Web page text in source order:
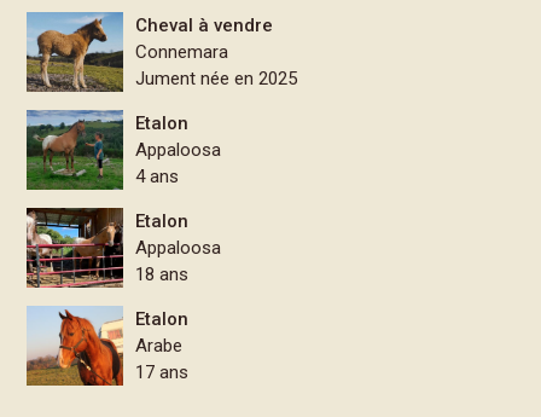
Cheval à vendre
Connemara
Jument née en 2025
Etalon
Appaloosa
4 ans
Etalon
Appaloosa
18 ans
Etalon
Arabe
17 ans